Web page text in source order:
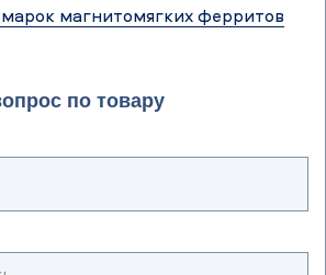
магнитомягких ферритов
по товару